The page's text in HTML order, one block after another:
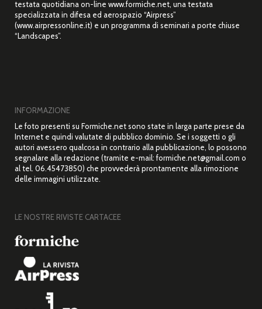
testata quotidiana on-line www.formiche.net, una testata
specializzata in difesa ed aerospazio “Airpress”
(www.airpressonline.it) e un programma di seminari a porte chiuse
“Landscapes”.
INFORMAZIONE
Le foto presenti su Formiche.net sono state in larga parte prese da
Internet e quindi valutate di pubblico dominio. Se i soggetti o gli
autori avessero qualcosa in contrario alla pubblicazione, lo possono
segnalare alla redazione (tramite e-mail: formiche.net@gmail.com o
al tel. 06.45473850) che provvederà prontamente alla rimozione
delle immagini utilizzate.
LE NOSTRE RIVISTE CARTACEE